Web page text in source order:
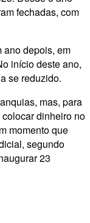
fechadas, com
ano depois, em
início deste ano,
se reduzido.
mas, para
dinheiro no
momento que
segundo
23